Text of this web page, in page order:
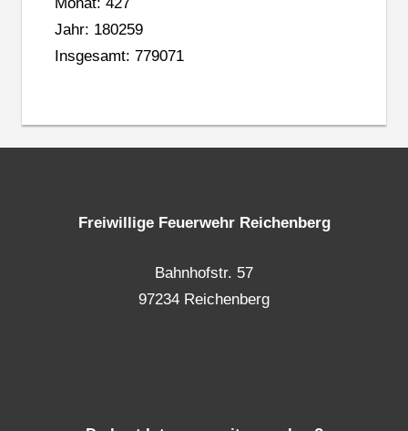
Jahr: 180259
Insgesamt: 779071
Freiwillige Feuerwehr Reichenberg
Bahnhofstr. 57
97234 Reichenberg